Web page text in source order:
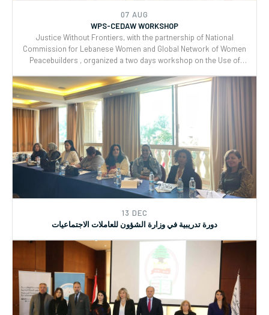
and CEDAW.
07 AUG
WPS-CEDAW WORKSHOP
Justice Without Frontiers, with the partnership of National
Commission for Lebanese Women and Global Network of Women
Peacebuilders , organized a two days workshop on the Use of
CEDAW General Recommendations (GRs) 30 and for Monitoring,
Reporting and Joint implementation of the Women, Peace, and
and CEDAW.